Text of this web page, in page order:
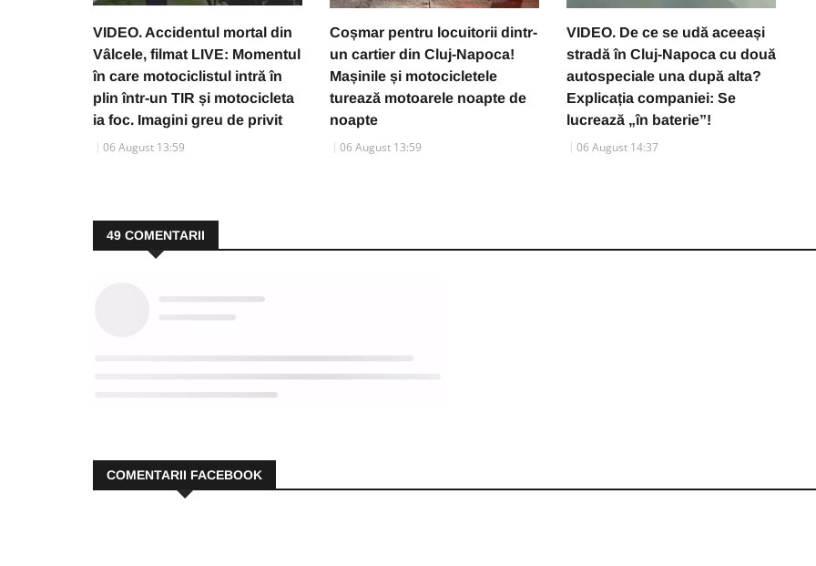
VIDEO. Accidentul mortal din
Vâlcele, filmat LIVE: Momentul
în care motociclistul intră în
plin într-un TIR și motocicleta
ia foc. Imagini greu de privit
06 August 13:59
Coșmar pentru locuitorii dintr-
un cartier din Cluj-Napoca!
Mașinile și motocicletele
turează motoarele noapte de
noapte
06 August 13:59
VIDEO. De ce se udă aceeași
stradă în Cluj-Napoca cu două
autospeciale una după alta?
Explicația companiei: Se
lucrează „în baterie”!
06 August 14:37
49 COMENTARII
COMENTARII FACEBOOK